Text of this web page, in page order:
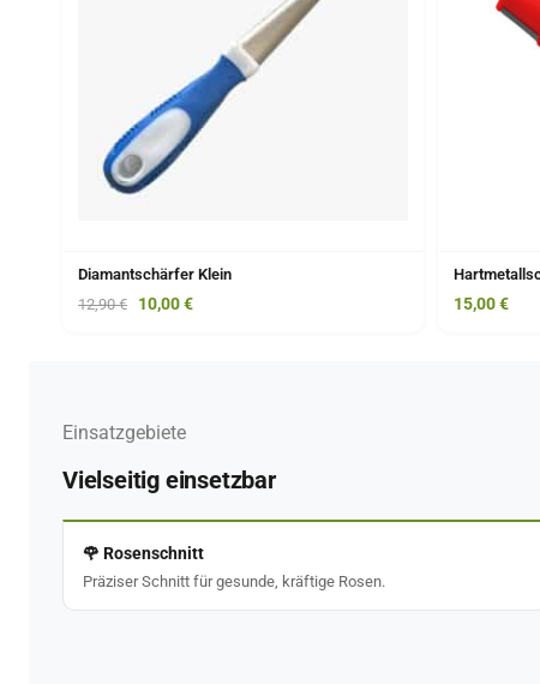
Diamantschärfer Klein
12,90€ 10,00€ 15,00€
Einsatzgebiete
Vielseitig einsetzbar
🌹 Rosenschnitt
Präziser Schnitt für gesunde, kräftige Rosen.